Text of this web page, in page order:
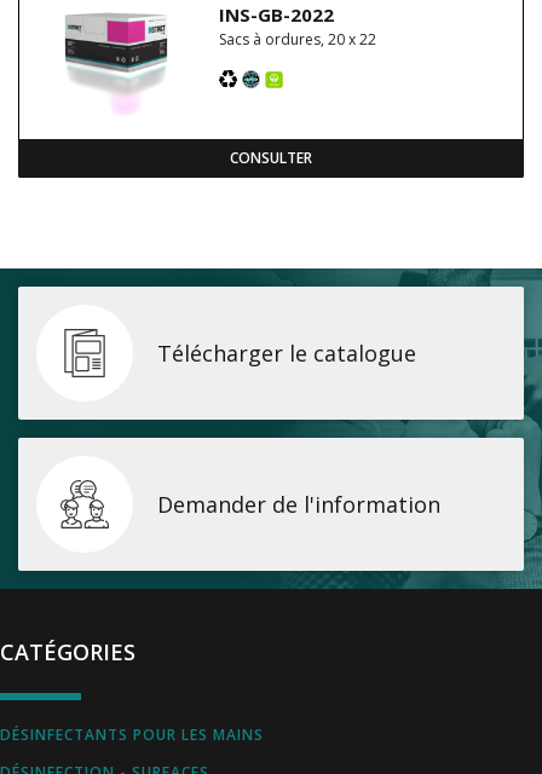
INS-GB-2022
Sacs à ordures, 20 x 22
CONSULTER
Télécharger le catalogue
Demander de l'information
CATÉGORIES
DÉSINFECTANTS POUR LES MAINS